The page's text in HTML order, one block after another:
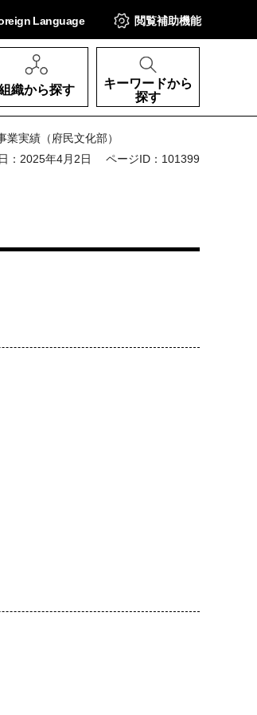
Language 閲覧補助機能
織から探す
キーワードから
探す
実績（府民文化部）
：2025年4月2日 ページID：101399